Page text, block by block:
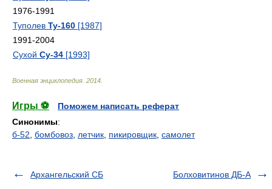
1976-1991
Туполев Ту-160 [1987]
1991-2004
Сухой Су-34 [1993]
Военная энциклопедия 2014
Игры ⚽
Поможем написать реферат
Синонимы:
б-52 бомбовоз летчик пикировщик самолет
Архангельский СБ Болховитинов ДБ-А